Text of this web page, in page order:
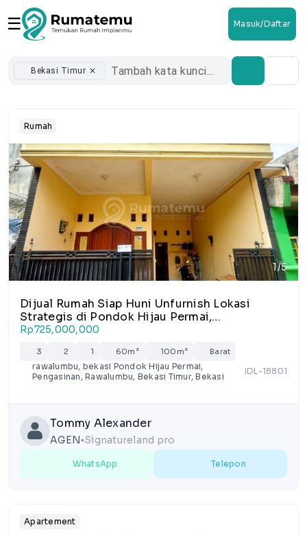
☰ Masuk/Daftar
Bekasi Timur close
Rumah
1/5
Dijual Rumah Siap Huni Unfurnish Lokasi
Strategis di Pondok Hijau Permai,
Pengasinan,Bekasi
Rp725,000,000
3 2 1 60m² 100m² Barat
rawalumbu, bekasi Pondok Hijau Permai,
Pengasinan, Rawalumbu, Bekasi Timur, Bekasi
IDL-18801
Tommy Alexander
AGEN lens Signatureland pro
WhatsApp Telepon
Apartement